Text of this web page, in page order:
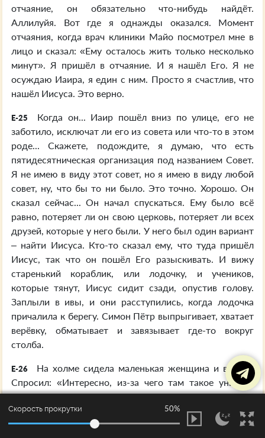
отчаяние, он обязательно что-нибудь найдёт.
Аллилуйя. Вот где я однажды оказался. Момент
отчаяния, когда врач клиники Майо посмотрел мне в
лицо и сказал: «Ему осталось жить только несколько
минут». Я пришёл в отчаяние. И я нашёл Его. Я не
осуждаю Иаира, я един с ним. Просто я счастлив, что
нашёл Иисуса. Это верно.
E-25
Когда он... Иаир пошёл вниз по улице, его не
заботило, исключат ли его из совета или что-то в этом
роде... Скажете, подождите, я думаю, что есть
пятидесятническая организация под названием Совет.
Я не имею в виду этот совет, но я имею в виду любой
совет, ну, что бы то ни было. Это точно. Хорошо. Он
сказал сейчас... Он начал спускаться. Ему было всё
равно, потеряет ли он свою церковь, потеряет ли всех
друзей, которые у него были. У него был один вариант
– найти Иисуса. Кто-то сказал ему, что туда пришёл
Иисус, так что он пошёл Его разыскивать. И вижу
старенький кораблик, или лодочку, и учеников,
которые тянут, Иисус сидит сзади, опустив голову.
Заплыли в ивы, и они расступились, когда лодочка
причалила к берегу. Симон Пётр выпрыгивает, хватает
верёвку, обматывает и завязывает где-то вокруг
столба.
E-26
На холме сидела маленькая женщина и вязала.
Спросил: «Интересно, из-за чего там такое уныние,
такое расстройство?» Она опустила взгляд.
Некоторые из них говорили: «Ты знаешь этого
Исцелителя? Он пришёл в наш город. Там, внизу, это
Скорость прокрутки 50%